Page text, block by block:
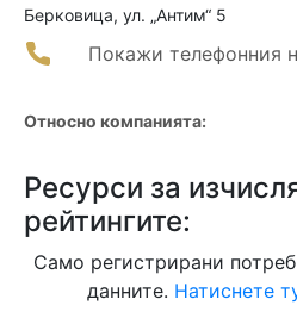
Берковица, ул. „Антим“ 5
Покажи телефонния
Относно компанията:
Ресурси за
рейтингите:
Само регистрирани
данните. Натиснете